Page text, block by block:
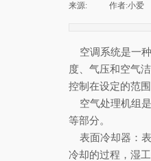
来源: 作者:小爱
空调系统是一种
度、气压和空气
控制在设定的范
空气处理机组是
等部分。
表面冷却器：表
冷却的过程，湿